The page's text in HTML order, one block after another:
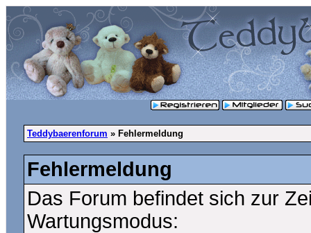
Teddybaerenforum » Fehlermeldung
Fehlermeldung
Das Forum befindet sich zur
Wartungsmodus: